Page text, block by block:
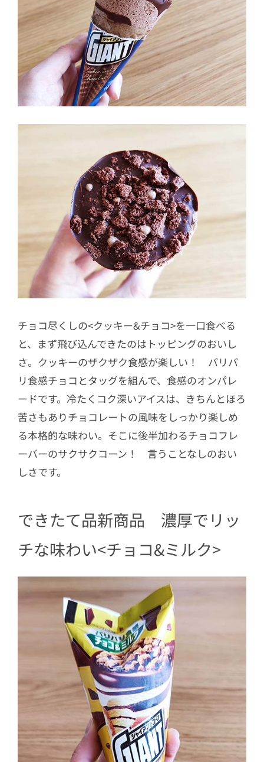
チョコ尽くしの<クッキー&チョコ>を一口食べる
と、まず飛び込んできたのはトッピングのおいし
さ。クッキーのザクザク食感が楽しい！ パリパ
リ食感チョコとタッグを組んで、食感のオンパレ
ードです。冷たくコク深いアイスは、きちんとほろ
苦さもありチョコレートの風味をしっかり楽しめ
る本格的な味わい。そこに後半加わるチョコフレ
ーバーのサクサクコーン！ 言うことなしのおい
しさです。
できたて品新商品 濃厚でリッ
チな味わい<チョコ&ミルク>